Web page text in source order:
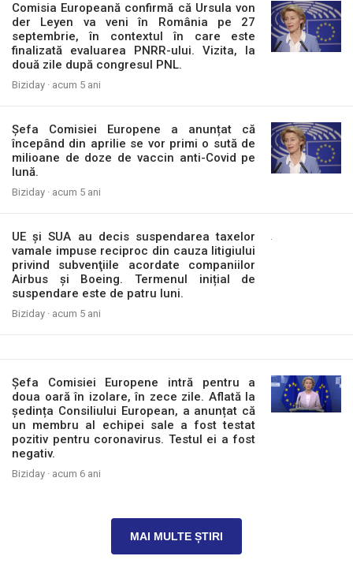
Comisia Europeană confirmă că Ursula von
der Leyen va veni în România pe 27
septembrie, în contextul în care este
finalizată evaluarea PNRR-ului. Vizita, la
două zile după congresul PNL.
Biziday · acum 5 ani
Șefa Comisiei Europene a anunțat că
începând din aprilie se vor primi o sută de
milioane de doze de vaccin anti-Covid pe
lună.
Biziday · acum 5 ani
UE și SUA au decis suspendarea taxelor
vamale impuse reciproc din cauza litigiului
privind subvenţiile acordate companiilor
Airbus şi Boeing. Termenul inițial de
suspendare este de patru luni.
Biziday · acum 5 ani
Șefa Comisiei Europene intră pentru a
doua oară în izolare, în zece zile. Aflată la
ședința Consiliului European, a anunțat că
un membru al echipei sale a fost testat
pozitiv pentru coronavirus. Testul ei a fost
negativ.
Biziday · acum 6 ani
MAI MULTE ȘTIRI